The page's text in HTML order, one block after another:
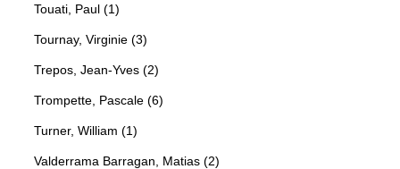
Touati, Paul (1)
Tournay, Virginie (3)
Trepos, Jean-Yves (2)
Trompette, Pascale (6)
Turner, William (1)
Valderrama Barragan, Matias (2)